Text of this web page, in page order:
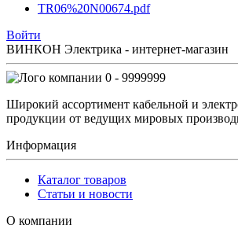
TR06%20N00674.pdf
Войти
ВИНКОН Электрика - интернет-магазин
0 - 9999999
Широкий ассортимент кабельной и
продукции от ведущих мировых
Информация
Каталог товаров
Статьи и новости
О компании